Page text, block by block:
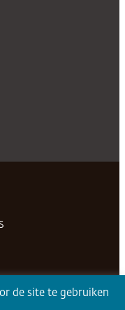
Volg 360Facebook LinkedIn Twitter
de site te gebruiken